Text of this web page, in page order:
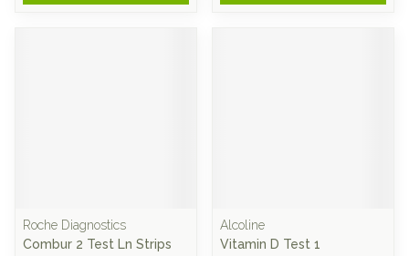
Roche Diagnostics
Combur 2 Test Ln Strips
Alcoline
Vitamin D Test 1